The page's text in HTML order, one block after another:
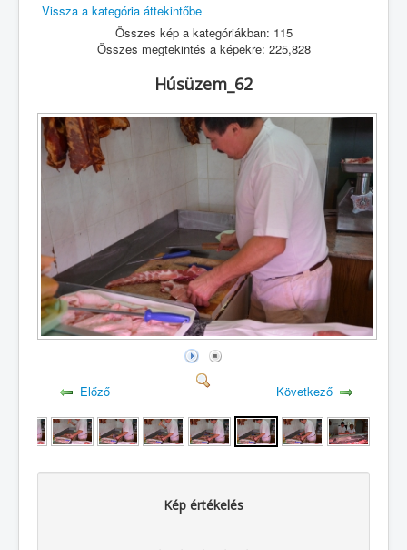
Vissza a kategória áttekintőbe
Összes kép a kategóriákban: 115
Összes megtekintés a képekre: 225,828
Húsüzem_62
Előző Következő
Kép értékelés